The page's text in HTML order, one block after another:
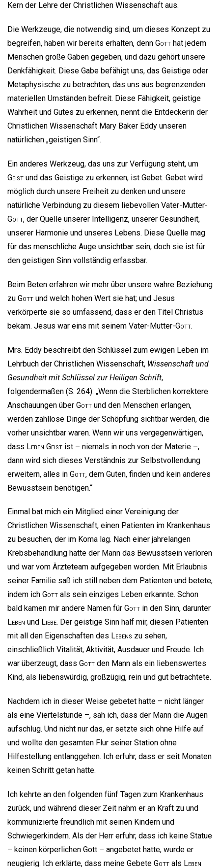
Kern der Lehre der Christlichen Wissenschaft aus.
Die Werkzeuge, die notwendig sind, um dieses Konzept zu
begreifen, haben wir bereits erhalten, denn Gott hat jedem
Menschen große Gaben gegeben, und dazu gehört unsere
Denkfähigkeit. Diese Gabe befähigt uns, das Geistige oder
Metaphysische zu betrachten, das uns aus begrenzenden
materiellen Umständen befreit. Diese Fähigkeit, geistige
Wahrheit und Gutes zu erkennen, nennt die Entdeckerin der
Christlichen Wissenschaft Mary Baker Eddy unseren
natürlichen „geistigen Sinn“.
Ein anderes Werkzeug, das uns zur Verfügung steht, um
Geist und das Geistige zu erkennen, ist Gebet. Gebet wird
möglich durch unsere Freiheit zu denken und unsere
natürliche Verbindung zu diesem liebevollen Vater-Mutter-
Gott, der Quelle unserer Intelligenz, unserer Gesundheit,
unserer Harmonie und unseres Lebens. Diese Quelle mag
für das menschliche Auge unsichtbar sein, doch sie ist für
den geistigen Sinn vollständig erfassbar.
Beim Beten erfahren wir mehr über unsere wahre Beziehung
zu Gott und welch hohen Wert sie hat; und Jesus
verkörperte sie so umfassend, dass er den Titel Christus
bekam. Jesus war eins mit seinem Vater-Mutter-Gott.
Mrs. Eddy beschreibt den Schlüssel zum ewigen Leben im
Lehrbuch der Christlichen Wissenschaft, Wissenschaft und
Gesundheit mit Schlüssel zur Heiligen Schrift,
folgendermaßen (S. 264): „Wenn die Sterblichen korrektere
Anschauungen über Gott und den Menschen erlangen,
werden zahllose Dinge der Schöpfung sichtbar werden, die
vorher unsichtbar waren. Wenn wir uns vergegenwärtigen,
dass Leben Geist ist – niemals in noch von der Materie –,
dann wird sich dieses Verständnis zur Selbstvollendung
erweitern, alles in Gott, dem Guten, finden und kein anderes
Bewusstsein benötigen.“
Einmal bat mich ein Mitglied einer Vereinigung der
Christlichen Wissenschaft, einen Patienten im Krankenhaus
zu besuchen, der im Koma lag. Nach einer jahrelangen
Krebsbehandlung hatte der Mann das Bewusstsein verloren
und war vom Ärzteteam aufgegeben worden. Mit Erlaubnis
seiner Familie saß ich still neben dem Patienten und betete,
indem ich Gott als sein einziges Leben erkannte. Schon
bald kamen mir andere Namen für Gott in den Sinn, darunter
Leben und Liebe. Der geistige Sinn half mir, diesen Patienten
mit all den Eigenschaften des Lebens zu sehen,
einschließlich Vitalität, Aktivität, Ausdauer und Freude. Ich
war überzeugt, dass Gott den Mann als ein liebenswertes
Kind, als liebenswürdig, großzügig, rein und gut betrachtete.
Nachdem ich in dieser Weise gebetet hatte – nicht länger
als eine Viertelstunde –, sah ich, dass der Mann die Augen
aufschlug. Und nicht nur das, er setzte sich ohne Hilfe auf
und wollte den gesamten Flur seiner Station ohne
Hilfestellung entlanggehen. Ich erfuhr, dass er seit Monaten
keinen Schritt getan hatte.
Ich kehrte an den folgenden fünf Tagen zum Krankenhaus
zurück, und während dieser Zeit nahm er an Kraft zu und
kommunizierte freundlich mit seinen Kindern und
Schwiegerkindern. Als der Herr erfuhr, dass ich keine Statue
– keinen körperlichen Gott – angebetet hatte, wurde er
neugierig. Ich erklärte, dass meine Gebete Gott als Leben